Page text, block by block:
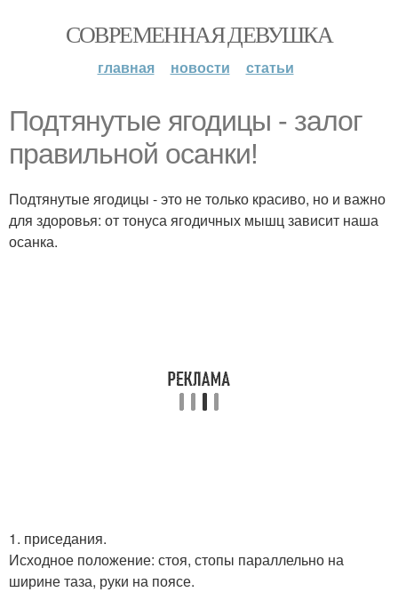
СОВРЕМЕННАЯ ДЕВУШКА
главная новости статьи
Подтянутые ягодицы - залог
правильной осанки!
Подтянутые ягодицы - это не только красиво, но и важно
для здоровья: от тонуса ягодичных мышц зависит наша
осанка.
1. приседания.
Исходное положение: стоя, стопы параллельно на
ширине таза, руки на поясе.